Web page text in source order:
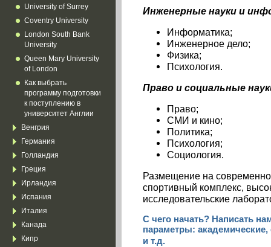
University of Surrey
Coventry University
London South Bank
University
Queen Mary University
of London
Как выбрать
программу подготовки
к поступлению в
университет Англии
Венгрия
Германия
Голландия
Греция
Ирландия
Испания
Италия
Канада
Кипр
Инженерные науки и
Информатика;
Инженерное дело;
Физика;
Психология.
Право и социальные
Право;
СМИ и кино;
Политика;
Психология;
Социология.
Размещение на
спортивный комплекс,
исследовательские
С чего начать? Написать
параметры:
и т.д.